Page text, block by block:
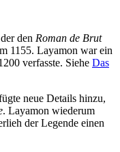
den Roman de Brut
1155. Layamon war ein
verfasste. Siehe Das
neue Details hinzu,
. Layamon wiederum
der Legende einen